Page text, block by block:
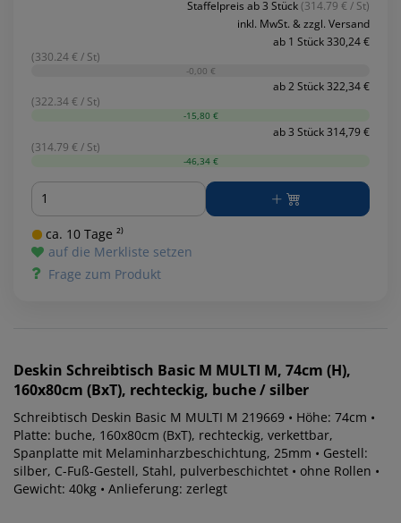
Staffelpreis ab 3 Stück(314.79 € / St)
inkl. MwSt. & zzgl. Versand
ab 1 Stück 330,24 €
(330.24 € / St)
-0,00 €
ab 2 Stück 322,34 €
(322.34 € / St)
-15,80 €
ab 3 Stück 314,79 €
(314.79 € / St)
-46,34 €
Menge
ca. 10 Tage ²⁾
auf die Merkliste setzen
Frage zum Produkt
Deskin Schreibtisch Basic M MULTI M, 74cm (H),
160x80cm (BxT), rechteckig, buche / silber
Schreibtisch Deskin Basic M MULTI M 219669 • Höhe: 74cm •
Platte: buche, 160x80cm (BxT), rechteckig, verkettbar,
Spanplatte mit Melaminharzbeschichtung, 25mm • Gestell:
silber, C-Fuß-Gestell, Stahl, pulverbeschichtet • ohne Rollen •
Gewicht: 40kg • Anlieferung: zerlegt